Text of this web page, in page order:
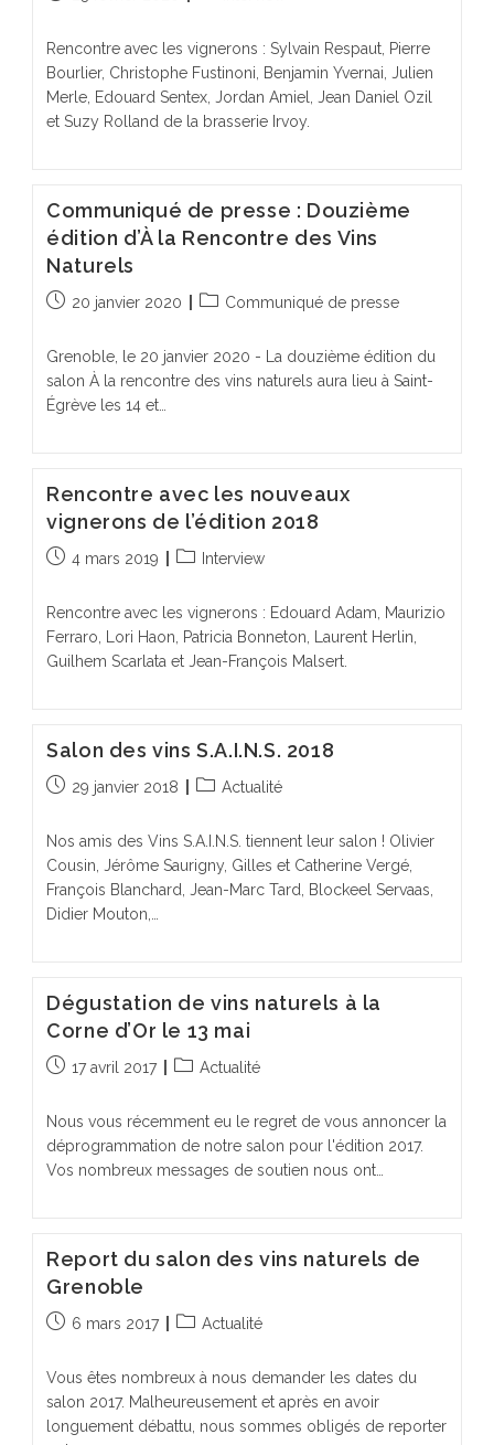
Rencontre avec les vignerons : Sylvain Respaut, Pierre
Bourlier, Christophe Fustinoni, Benjamin Yvernai, Julien
Merle, Edouard Sentex, Jordan Amiel, Jean Daniel Ozil
et Suzy Rolland de la brasserie Irvoy.
Communiqué de presse : Douzième
édition d’À la Rencontre des Vins
Naturels
Publication
20 janvier 2020
PostCommuniqué de presse
Grenoble, le 20 janvier 2020 - La douzième édition du
salon À la rencontre des vins naturels aura lieu à Saint-
Égrève les 14 et…
Rencontre avec les nouveaux
vignerons de l’édition 2018
Publication
4 mars 2019
PostInterview
Rencontre avec les vignerons : Edouard Adam, Maurizio
Ferraro, Lori Haon, Patricia Bonneton, Laurent Herlin,
Guilhem Scarlata et Jean-François Malsert.
Salon des vins S.A.I.N.S. 2018
Publication
29 janvier 2018
PostActualité
Nos amis des Vins S.A.I.N.S. tiennent leur salon ! Olivier
Cousin, Jérôme Saurigny, Gilles et Catherine Vergé,
François Blanchard, Jean-Marc Tard, Blockeel Servaas,
Didier Mouton,…
Dégustation de vins naturels à la
Corne d’Or le 13 mai
Publication
17 avril 2017
PostActualité
Nous vous récemment eu le regret de vous annoncer la
déprogrammation de notre salon pour l'édition 2017.
Vos nombreux messages de soutien nous ont…
Report du salon des vins naturels de
Grenoble
Publication
6 mars 2017
PostActualité
Vous êtes nombreux à nous demander les dates du
salon 2017. Malheureusement et après en avoir
longuement débattu, nous sommes obligés de reporter